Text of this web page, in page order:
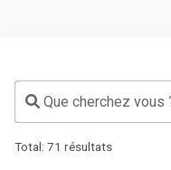
Que cherchez vous
Total: 71 résultats